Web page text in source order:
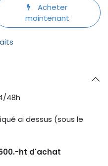
Acheter
maintenant
48h
ci dessus (sous le
500.-ht d'achat